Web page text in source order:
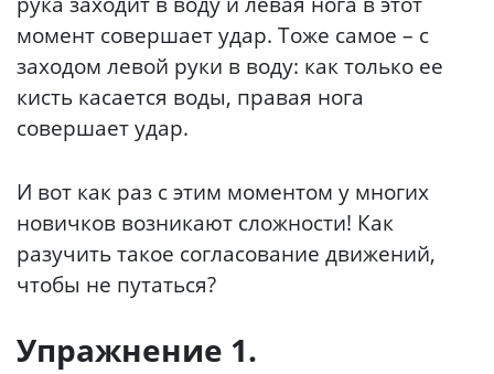
момент совершает удар. Тоже самое – с
заходом левой руки в воду: как только ее
кисть касается воды, правая нога
совершает удар.
И вот как раз с этим моментом у многих
новичков возникают сложности! Как
разучить такое согласование движений,
чтобы не путаться?
Упражнение 1.